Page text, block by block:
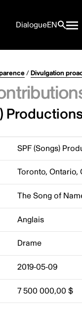
DialogueEN
/Divulgation
SPF (Songs)
Toronto, Ontario,
The Song of
Anglais
Drame
2019-05-09
7 500 000,00 $